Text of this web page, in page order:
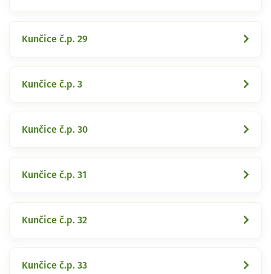
Kunčice č.p. 29
Kunčice č.p. 3
Kunčice č.p. 30
Kunčice č.p. 31
Kunčice č.p. 32
Kunčice č.p. 33